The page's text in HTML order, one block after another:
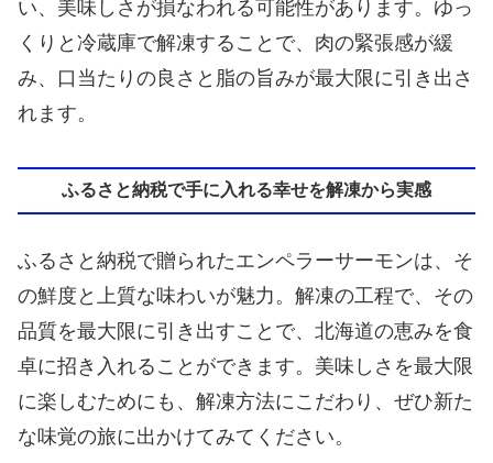
い、美味しさが損なわれる可能性があります。ゆっ
くりと冷蔵庫で解凍することで、肉の緊張感が緩
み、口当たりの良さと脂の旨みが最大限に引き出さ
れます。
ふるさと納税で手に入れる幸せを解凍から実感
ふるさと納税で贈られたエンペラーサーモンは、そ
の鮮度と上質な味わいが魅力。解凍の工程で、その
品質を最大限に引き出すことで、北海道の恵みを食
卓に招き入れることができます。美味しさを最大限
に楽しむためにも、解凍方法にこだわり、ぜひ新た
な味覚の旅に出かけてみてください。